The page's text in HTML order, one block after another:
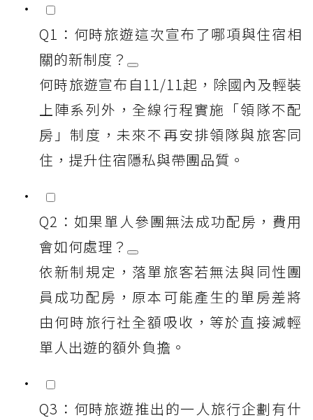
Q1：何時旅遊這次宣布了哪項與住宿相
關的新制度？
何時旅遊宣布自11/11起，除國內及輕裝
上陣系列外，全線行程實施「領隊不配
房」制度，未來不再安排領隊與旅客同
住，提升住宿隱私與帶團品質。
Q2：如果單人參團無法成功配房，費用
會如何處理？
依新制規定，落單旅客若無法與同性團
員成功配房，原本可能產生的單房差將
由何時旅行社全額吸收，等於直接減輕
單人出遊的額外負擔。
Q3：何時旅遊推出的一人旅行企劃有什